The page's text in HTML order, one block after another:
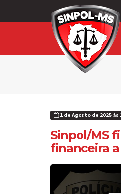
1 de Agosto de 2025 às
Sinpol/MS
financeira